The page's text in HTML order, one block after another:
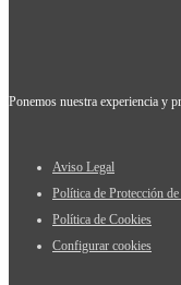
Ponemos nuestra experiencia y
Aviso Legal
Política de Protección de
Política de Cookies
Configurar cookies